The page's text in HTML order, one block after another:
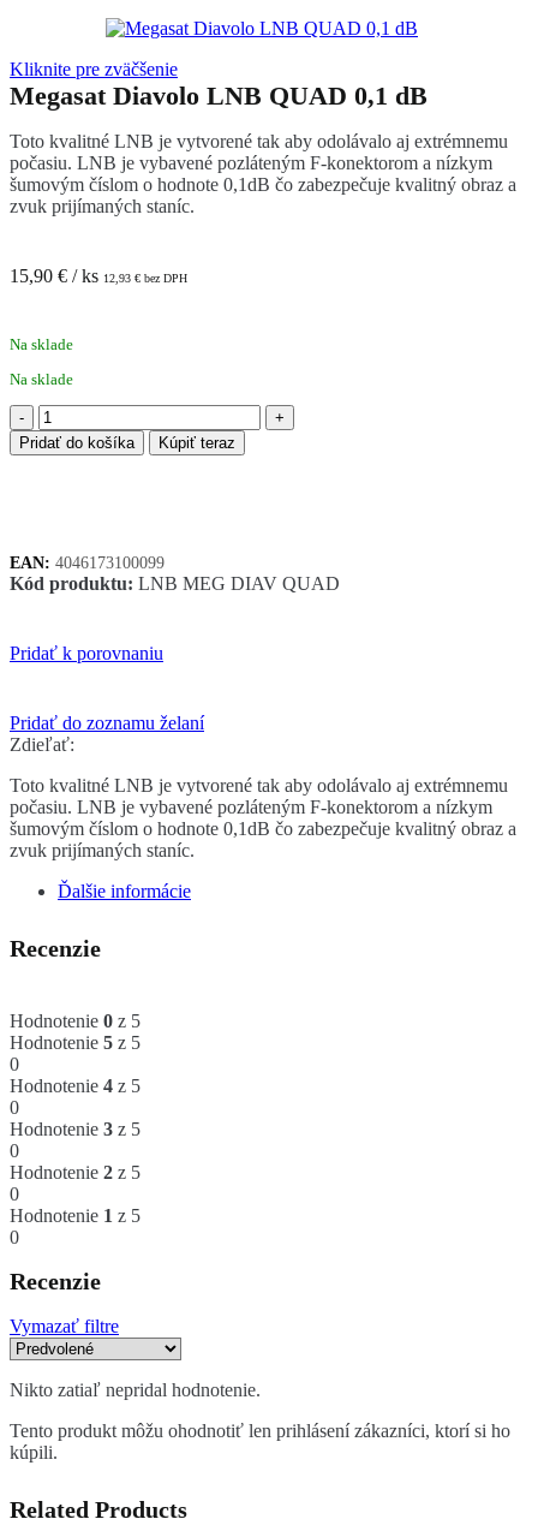
Kliknite pre zväčšenie
Megasat Diavolo LNB QUAD 0,1 dB
Toto kvalitné LNB je vytvorené tak aby odolávalo aj extrémnemu
počasiu. LNB je vybavené pozláteným F-konektorom a nízkym
šumovým číslom o hodnote 0,1dB čo zabezpečuje kvalitný obraz a
zvuk prijímaných staníc.
15,90 € / ks 12,93 € bez DPH
Na sklade
Na sklade
množstvo
Megasat
Diavolo
Pridať do košíka Kúpiť teraz
EAN: 4046173100099
Kód produktu: LNB MEG DIAV QUAD
Pridať k porovnaniu
Pridať do zoznamu želaní
Zdieľať:
Toto kvalitné LNB je vytvorené tak aby odolávalo aj extrémnemu
počasiu. LNB je vybavené pozláteným F-konektorom a nízkym
šumovým číslom o hodnote 0,1dB čo zabezpečuje kvalitný obraz a
zvuk prijímaných staníc.
Ďalšie informácie
Recenzie
Hodnotenie 0 z 5
Hodnotenie 5 z 5
0
Hodnotenie 4 z 5
0
Hodnotenie 3 z 5
0
Hodnotenie 2 z 5
0
Hodnotenie 1 z 5
0
Recenzie
Vymazať filtre
Nikto zatiaľ nepridal hodnotenie.
Tento produkt môžu ohodnotiť len prihlásení zákazníci, ktorí si ho
kúpili.
Related Products